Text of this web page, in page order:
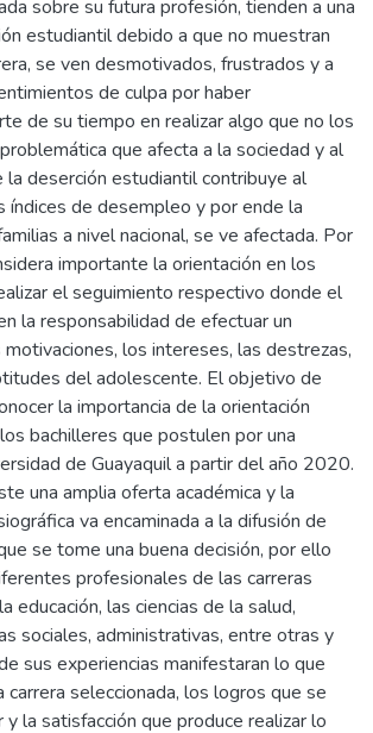
sobre su futura profesión, tienden a una
estudiantil debido a que no muestran
se ven desmotivados, frustrados y a
de culpa por haber
de su tiempo en realizar algo que no los
que afecta a la sociedad y al
la deserción estudiantil contribuye al
índices de desempleo y por ende la
a nivel nacional, se ve afectada. Por
importante la orientación en los
el seguimiento respectivo donde el
la responsabilidad de efectuar un
los intereses, las destrezas,
del adolescente. El objetivo de
la importancia de la orientación
bachilleres que postulen por una
de Guayaquil a partir del año 2020.
una amplia oferta académica y la
va encaminada a la difusión de
se tome una buena decisión, por ello
profesionales de las carreras
educación, las ciencias de la salud,
sociales, administrativas, entre otras y
sus experiencias manifestaran lo que
carrera seleccionada, los logros que se
y la satisfacción que produce realizar lo